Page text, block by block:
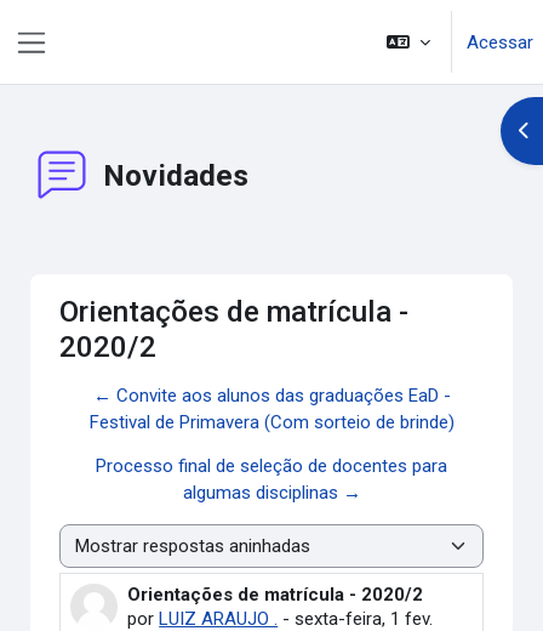
Acessar
Novidades
Orientações de matrícula -
2020/2
← Convite aos alunos das graduações EaD -
Festival de Primavera (Com sorteio de brinde)
Processo final de seleção de docentes para
algumas disciplinas →
Modo de visualização
Orientações de matrícula - 2020/2
porLUIZ ARAUJO . -sexta-feira, 1 fev.
Número de respostas: 0